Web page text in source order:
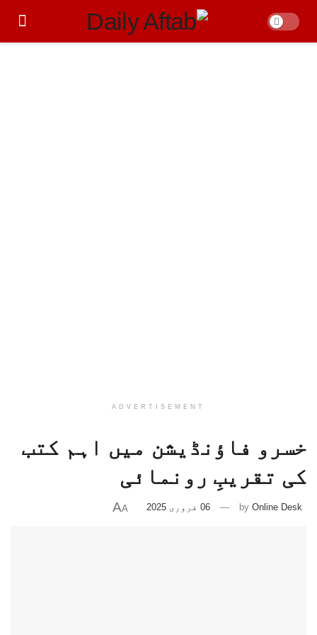
ADVERTISEMENT
خسرو فاؤنڈیشن میں اہم کتب
کی تقریبِ رونمائی
by Online Desk 06 فروری 2025 A
A